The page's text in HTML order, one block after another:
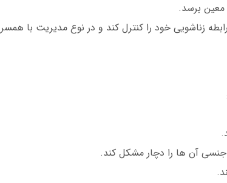
برسد.
زناشویی خود را کنترل کند و در نوع مدیریت با همسر
آن ها را دچار مشکل کند.